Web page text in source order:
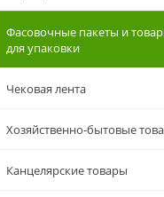
Фасовочные пакеты и
для упаковки
Чековая лента
Хозяйственно-бытовые
Канцелярские товары